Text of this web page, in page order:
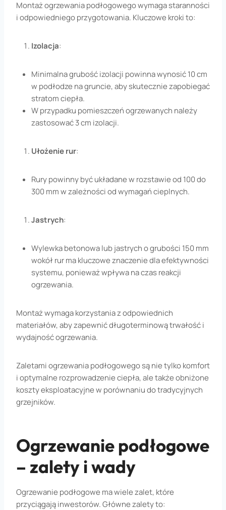
Montaż ogrzewania podłogowego wymaga staranności
i odpowiedniego przygotowania. Kluczowe kroki to:
Izolacja:
Minimalna grubość izolacji powinna wynosić 10 cm
w podłodze na gruncie, aby skutecznie zapobiegać
stratom ciepła.
W przypadku pomieszczeń ogrzewanych należy
zastosować 3 cm izolacji.
Ułożenie rur:
Rury powinny być układane w rozstawie od 100 do
300 mm w zależności od wymagań cieplnych.
Jastrych:
Wylewka betonowa lub jastrych o grubości 150 mm
wokół rur ma kluczowe znaczenie dla efektywności
systemu, ponieważ wpływa na czas reakcji
ogrzewania.
Montaż wymaga korzystania z odpowiednich
materiałów, aby zapewnić długoterminową trwałość i
wydajność ogrzewania.
Zaletami ogrzewania podłogowego są nie tylko komfort
i optymalne rozprowadzenie ciepła, ale także obniżone
koszty eksploatacyjne w porównaniu do tradycyjnych
grzejników.
Ogrzewanie podłogowe
– zalety i wady
Ogrzewanie podłogowe ma wiele zalet, które
przyciągają inwestorów. Główne zalety to: